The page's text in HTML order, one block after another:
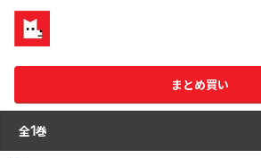
まとめ買い
全1巻